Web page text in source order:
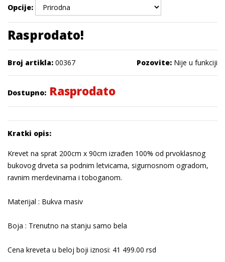
Opcije:
Rasprodato!
Broj artikla: 00367 Pozovite: Nije u funkciji
Dostupno: Rasprodato
Kratki opis:
Krevet na sprat 200cm x 90cm izrađen 100% od prvoklasnog
bukovog drveta sa podnim letvicama, sigurnosnom ogradom,
ravnim merdevinama i toboganom.
Materijal : Bukva masiv
Boja : Trenutno na stanju samo bela
Cena kreveta u beloj boji iznosi: 41 499.00 rsd